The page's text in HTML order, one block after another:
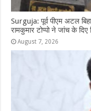
Surguja: पूर्व पीएम अटल
रामकुमार टोप्पो ने जांच के
August 7, 2026